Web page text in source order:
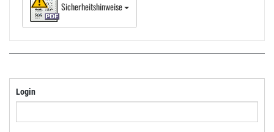
Sicherheitshinweise
Login